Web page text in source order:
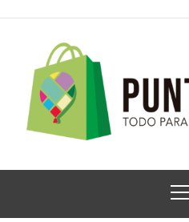
PUNTO